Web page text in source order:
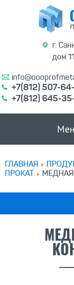
г.
дом
+7(812) 507-
+7(812) 645-
ГЛАВНАЯ
ПРОКАТ